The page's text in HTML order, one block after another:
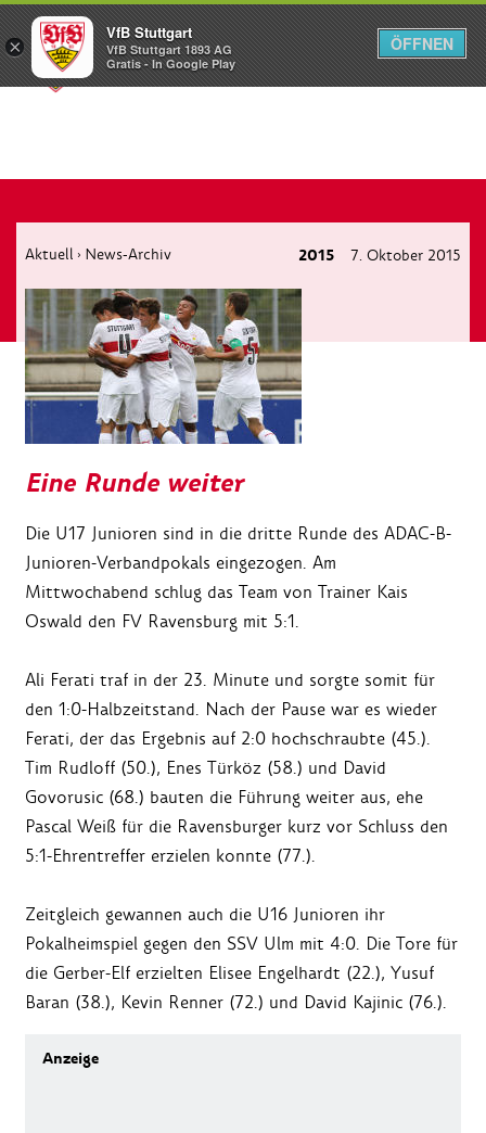
Menü
Aktuell › News-Archiv 2015 7. Oktober 2015
Eine Runde weiter
Die U17 Junioren sind in die dritte Runde des ADAC-B-
Junioren-Verbandpokals eingezogen. Am
Mittwochabend schlug das Team von Trainer Kais
Oswald den FV Ravensburg mit 5:1.
Ali Ferati traf in der 23. Minute und sorgte somit für
den 1:0-Halbzeitstand. Nach der Pause war es wieder
Ferati, der das Ergebnis auf 2:0 hochschraubte (45.).
Tim Rudloff (50.), Enes Türköz (58.) und David
Govorusic (68.) bauten die Führung weiter aus, ehe
Pascal Weiß für die Ravensburger kurz vor Schluss den
5:1-Ehrentreffer erzielen konnte (77.).
Zeitgleich gewannen auch die U16 Junioren ihr
Pokalheimspiel gegen den SSV Ulm mit 4:0. Die Tore für
die Gerber-Elf erzielten Elisee Engelhardt (22.), Yusuf
Baran (38.), Kevin Renner (72.) und David Kajinic (76.).
×
VfB Stuttgart
VfB Stuttgart 1893 AG
Gratis - In Google Play
ÖFFNEN